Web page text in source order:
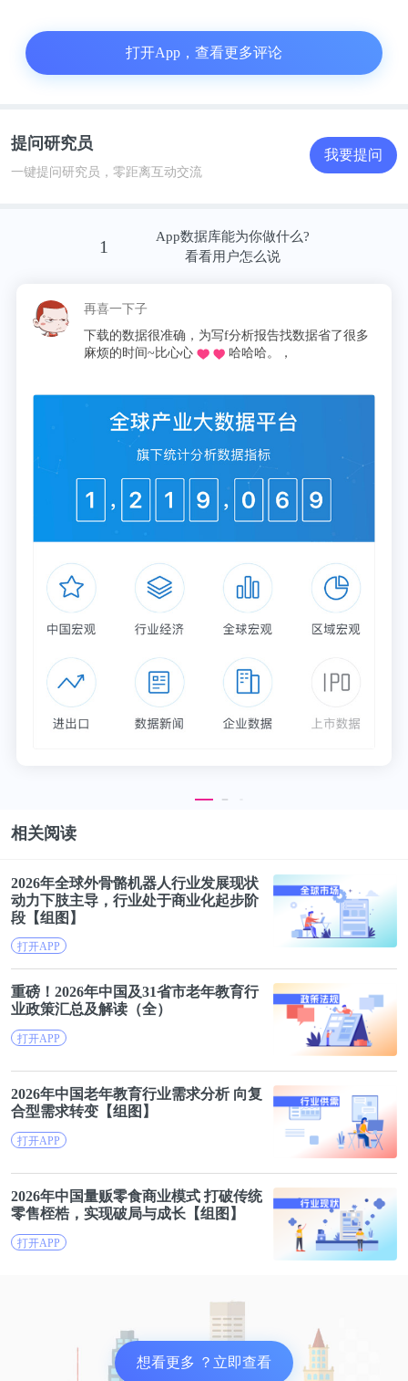
品保障
保障成为酒类新零售用户选择线上平台的主要原因，
类齐全、配送方便以及售后服务完善等选择理由。
更多数据参考前瞻产业研究院《中国酒类流通行业商
业模式与投资战略规划分析报告 》，同时前瞻产业研
究院提供产业大数据、产业规划、产业申报、产业园
区规划、产业招商引资、IPO募投可研等解决方案。
以与500+经济学家/资深行业研究员交流互动。
打开App，查看更多评论
提问研究员
一键提问研究员，零距离互动交流
我要提问
1
App数据库能为你做什么?
看看用户怎么说
再喜一下子
下载的数据很准确，为写f分析报告找数据省了很多
麻烦的时间~比心心
哈哈哈。，
同学推
相关阅读
2026年全球外骨骼机器人行业发展现状
动力下肢主导，行业处于商业化起步阶
段【组图】
打开APP
重磅！2026年中国及31省市老年教育行
业政策汇总及解读（全）
打开APP
2026年中国老年教育行业需求分析 向复
合型需求转变【组图】
打开APP
2026年中国量贩零食商业模式 打破传统
零售桎梏，实现破局与成长【组图】
打开APP
想看更多 ？立即查看